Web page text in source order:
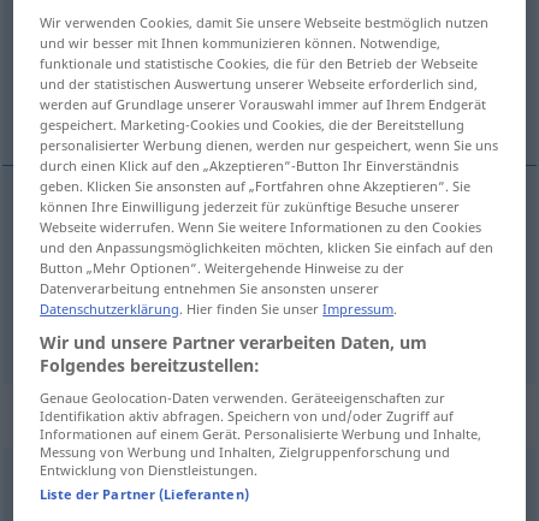
Übersicht aller Übersetzungen
(Für mehr Details die Übersetzung anklicken/antippen)
Seemann, Matrose
Seemannm mariner
Matrosem(besondersder Kriegsmarine)
Beispielsätze für "mariner"
mastermariner
Wir verwenden Cookies, damit Sie unsere Webseite bestmöglich nutzen
und wir besser mit Ihnen kommunizieren können. Notwendige,
funktionale und statistische Cookies, die für den Betrieb der Webseite
und der statistischen Auswertung unserer Webseite erforderlich sind,
werden auf Grundlage unserer Vorauswahl immer auf Ihrem Endgerät
gespeichert. Marketing-Cookies und Cookies, die der Bereitstellung
personalisierter Werbung dienen, werden nur gespeichert, wenn Sie uns
durch einen Klick auf den „Akzeptieren“-Button Ihr Einverständnis
geben. Klicken Sie ansonsten auf „Fortfahren ohne Akzeptieren“. Sie
können Ihre Einwilligung jederzeit für zukünftige Besuche unserer
Webseite widerrufen. Wenn Sie weitere Informationen zu den Cookies
und den Anpassungsmöglichkeiten möchten, klicken Sie einfach auf den
Button „Mehr Optionen“. Weitergehende Hinweise zu der
Datenverarbeitung entnehmen Sie ansonsten unserer
Datenschutzerklärung. Hier finden Sie unserImpressum.
Wir und unsere Partner verarbeiten Daten, um
Folgendes bereitzustellen:
Genaue Geolocation-Daten verwenden. Geräteeigenschaften zur
Identifikation aktiv abfragen. Speichern von und/oder Zugriff auf
Informationen auf einem Gerät. Personalisierte Werbung und Inhalte,
Messung von Werbung und Inhalten, Zielgruppenforschung und
Entwicklung von Dienstleistungen.
Liste der Partner (Lieferanten)